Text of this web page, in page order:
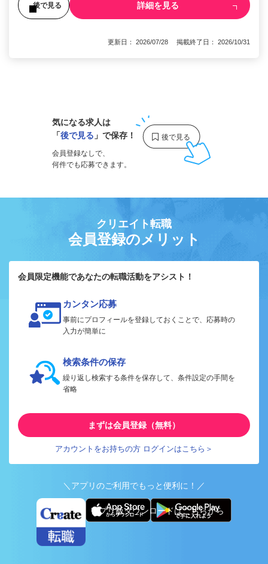
後で見る 詳細を見る
更新日： 2026/07/28 掲載終了日： 2026/10/31
気になる求人は
「後で見る 」で保存！
会員登録なしで、
何件でも応募できます。
クリエイト転職
会員登録のメリット
会員限定機能であなたの転職活動をアシスト！
カンタン応募
事前にプロフィールを登録しておくことで、応募時の
入力が簡単に
検索条件の保存
繰り返し検索する条件を保存して、条件設定の手間を
省略
まずは会員登録（無料）
アカウントをお持ちの方 ログインはこちら＞
＼アプリのご利用でもっと便利に！／
アプリ版ダウンロードはこちらから